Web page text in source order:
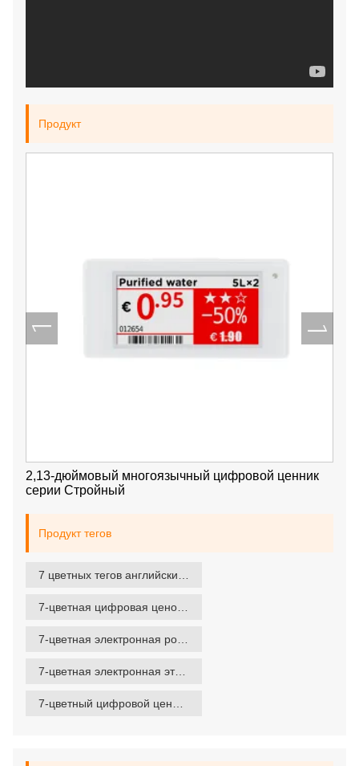
Продукт
2,13-дюймовый многоязычный цифровой ценник
серии Стройный
Продукт тегов
7-цветная электронная этикетка для полок